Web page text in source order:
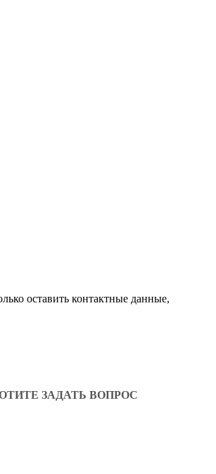
оставить контактные данные,
ХОТИТЕ ЗАДАТЬ ВОПРОС